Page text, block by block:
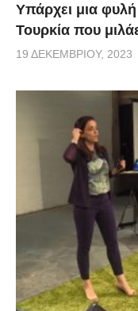
Υπάρχει μια
Τουρκία που
19 ΔΕΚΕΜΒΡΊΟΥ, 2023